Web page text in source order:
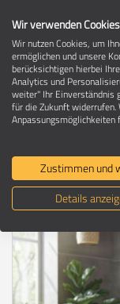
Kalk im
Wir verwenden Cookies
Wir nutzen Cookies, um
ermöglichen und unsere
berücksichtigen hierbei
Analytics und
weiter" Ihr Einverständnis
für die Zukunft widerrufen.
Anpassungsmöglichkeiten
Zustimmen und
Details